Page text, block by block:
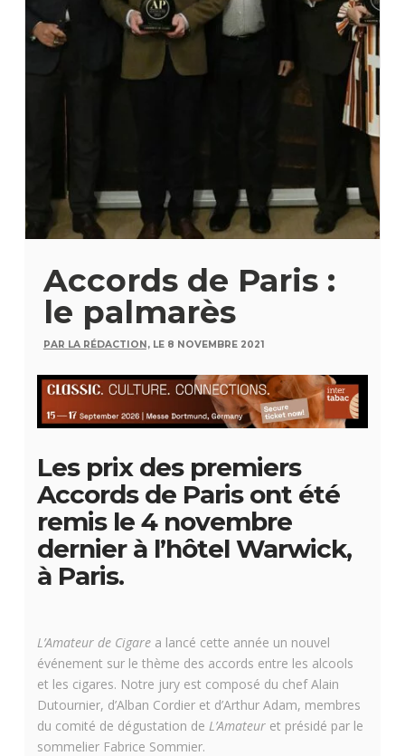
Accords de Paris :
le palmarès
PAR LA RÉDACTION, LE 8 NOVEMBRE 2021
Les prix des premiers
Accords de Paris ont été
remis le 4 novembre
dernier à l’hôtel Warwick,
à Paris.
L’Amateur de Cigarea lancé cette année un nouvel
événement sur le thème des accords entre les alcools
et les cigares. Notre jury est composé du chef Alain
Dutournier, d’Alban Cordier et d’Arthur Adam, membres
du comité de dégustation de L’Amateuret présidé par le
sommelier Fabrice Sommier.